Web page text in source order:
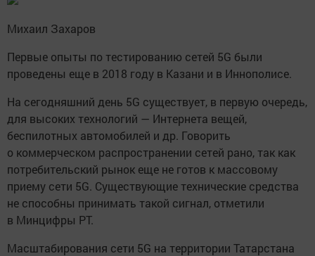
Михаил Захаров
Первые опыты по тестированию сетей 5G были
проведены еще в 2018 году в Казани и в Иннополисе.
На сегодняшний день 5G существует, в первую очередь,
для высоких технологий — Интернета вещей,
беспилотных автомобилей и др. Говорить
о коммерческом распространении сетей рано, так как
потребительский рынок еще не готов к массовому
приему сети 5G. Существующие технические средства
не способны принимать такой сигнал, отметили
в Минцифры РТ.
Масштабирования сети 5G на территории Татарстана